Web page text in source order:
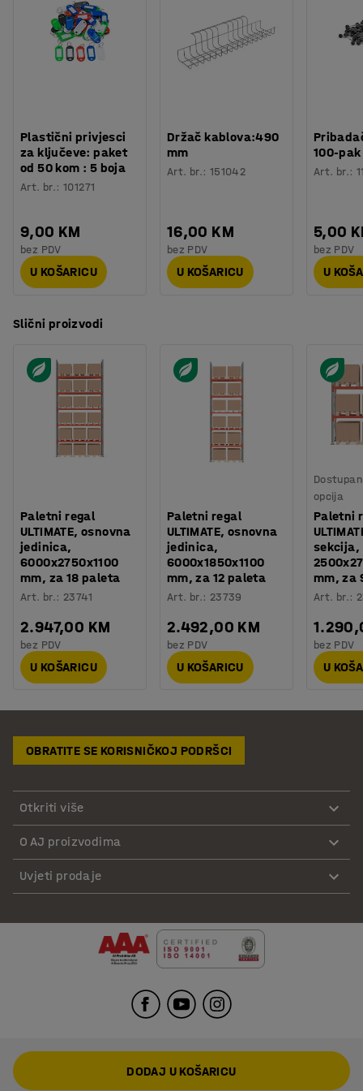
Plastični privjesci
za ključeve: paket
od 50 kom : 5 boja
Art. br.:101271
9,00 KM
bez PDV
U KOŠARICU
Držač kablova:490
mm
Art. br.: 151042
16,00 KM
bez PDV
U KOŠARICU
100-pak
Art. br.:
5,00
bez PDV
U
Slični proizvodi
Paletni regal
ULTIMATE, osnovna
jedinica,
6000x2750x1100
mm, za 18 paleta
Art. br.: 23741
2.947,00 KM
bez PDV
U KOŠARICU
Paletni regal
ULTIMATE, osnovna
jedinica,
6000x1850x1100
mm, za 12 paleta
Art. br.: 23739
2.492,00 KM
bez PDV
U KOŠARICU
opcija
Paletni
sekcija,
mm, za
Art. br.:
bez PDV
U
OBRATITE SE KORISNIČKOJ PODRŠCI
Otkriti više
O AJ proizvodima
Uvjeti prodaje
DODAJ U KOŠARICU